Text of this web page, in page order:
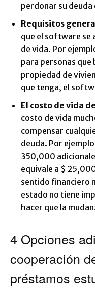
perdonar su deuda
Requisitos
que el software se
de vida. Por
para personas que
propiedad de
que tenga, el
El costo de vida
costo de vida
compensar
deuda. Por
350,000
equivale a $
sentido financiero
estado no tiene
hacer que la
4 Opciones
cooperación
préstamos